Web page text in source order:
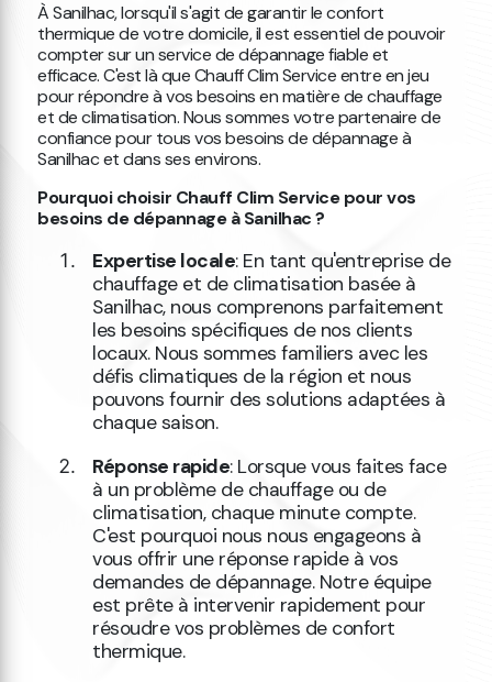
À Sanilhac, lorsqu'il s'agit de garantir le confort
thermique de votre domicile, il est essentiel de pouvoir
compter sur un service de dépannage fiable et
efficace. C'est là que Chauff Clim Service entre en jeu
pour répondre à vos besoins en matière de chauffage
et de climatisation. Nous sommes votre partenaire de
confiance pour tous vos besoins de dépannage à
Sanilhac et dans ses environs.
Pourquoi choisir Chauff Clim Service pour vos
besoins de dépannage à Sanilhac ?
Expertise locale: En tant qu'entreprise de
chauffage et de climatisation basée à
Sanilhac, nous comprenons parfaitement
les besoins spécifiques de nos clients
locaux. Nous sommes familiers avec les
défis climatiques de la région et nous
pouvons fournir des solutions adaptées à
chaque saison.
Réponse rapide: Lorsque vous faites face
à un problème de chauffage ou de
climatisation, chaque minute compte.
C'est pourquoi nous nous engageons à
vous offrir une réponse rapide à vos
demandes de dépannage. Notre équipe
est prête à intervenir rapidement pour
résoudre vos problèmes de confort
thermique.